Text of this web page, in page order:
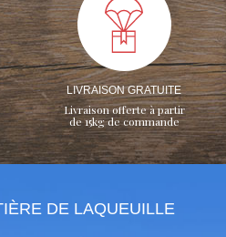
LIVRAISON GRATUITE
Livraison offerte à partir
de 15kg de commande
DE LAQUEUILLE